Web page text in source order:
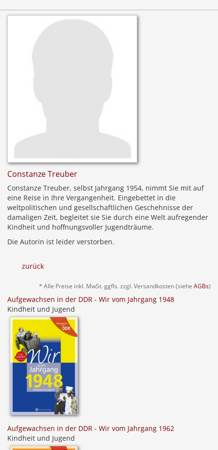
Constanze Treuber
Constanze Treuber, selbst Jahrgang 1954, nimmt Sie mit auf
eine Reise in Ihre Vergangenheit. Eingebettet in die
weltpolitischen und gesellschaftlichen Geschehnisse der
damaligen Zeit, begleitet sie Sie durch eine Welt aufregender
Kindheit und hoffnungsvoller Jugendträume.
Die Autorin ist leider verstorben.
zurück
* Alle Preise inkl. MwSt. ggfls. zzgl. Versandkosten (siehe AGBs)
Aufgewachsen in der DDR - Wir vom Jahrgang 1948
Kindheit und Jugend
Aufgewachsen in der DDR - Wir vom Jahrgang 1962
Kindheit und Jugend